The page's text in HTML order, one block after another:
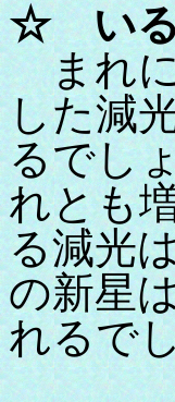
☆ いる
まれに
した減
るでし
れとも
る減光
の新星
れるで